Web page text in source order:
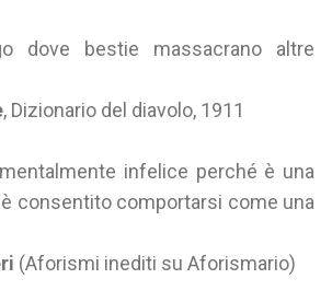
dove bestie massacrano altre
, Dizionario del diavolo, 1911
infelice perché è una
consentito comportarsi come una
(Aforismi inediti su Aforismario)